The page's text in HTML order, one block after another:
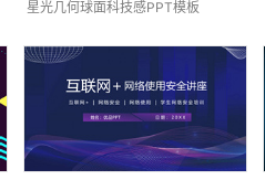
星光几何球面科技感PPT模板